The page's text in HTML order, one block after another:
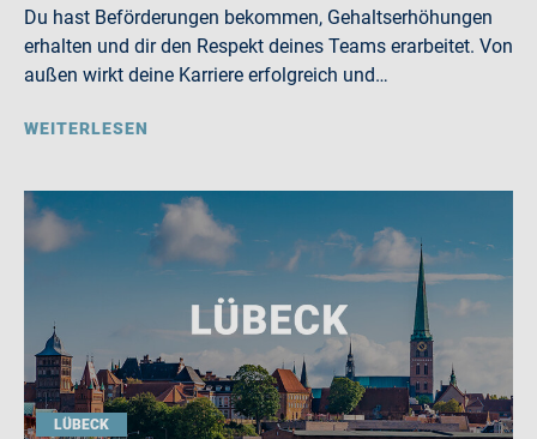
Du hast Beförderungen bekommen, Gehaltserhöhungen
erhalten und dir den Respekt deines Teams erarbeitet. Von
außen wirkt deine Karriere erfolgreich und…
WEITERLESEN
LÜBECK